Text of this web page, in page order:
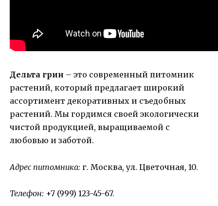
Дельта грин – это современный питомник
растений, который предлагает широкий
ассортимент декоративных и съедобных
растений. Мы гордимся своей экологически
чистой продукцией, выращиваемой с
любовью и заботой.
Адрес питомника: г. Москва, ул. Цветочная, 10.
Телефон: +7 (999) 123-45-67.